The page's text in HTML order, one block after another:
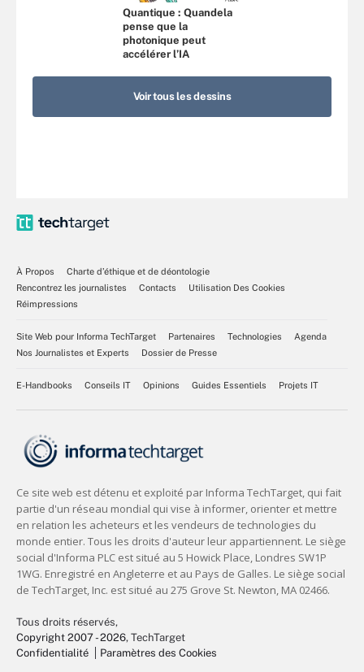
Quantique : Quandela
pense que la
photonique peut
accélérer l’IA
Voir tous les dessins
À Propos
Charte d’éthique et de déontologie
Rencontrez les journalistes
Contacts
Utilisation Des Cookies
Réimpressions
Site Web pour Informa TechTarget Partenaires Technologies
Agenda
Nos Journalistes et Experts
Dossier de Presse
E-Handbooks Conseils IT Opinions Guides Essentiels Projets IT
Tous droits réservés,
Copyright 2007 - 2026, TechTarget
Confidentialité
Paramètres des Cookies